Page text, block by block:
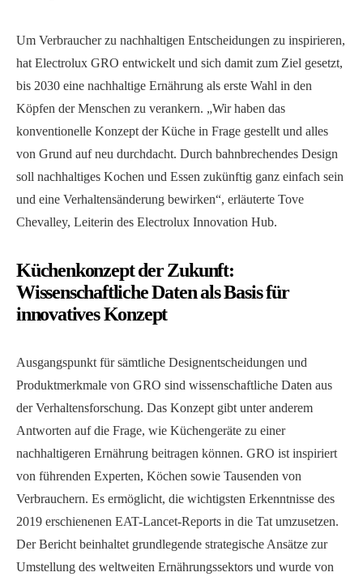
Um Verbraucher zu nachhaltigen Entscheidungen zu inspirieren,
hat Electrolux GRO entwickelt und sich damit zum Ziel gesetzt,
bis 2030 eine nachhaltige Ernährung als erste Wahl in den
Köpfen der Menschen zu verankern. „Wir haben das
konventionelle Konzept der Küche in Frage gestellt und alles
von Grund auf neu durchdacht. Durch bahnbrechendes Design
soll nachhaltiges Kochen und Essen zukünftig ganz einfach sein
und eine Verhaltensänderung bewirken“, erläuterte Tove
Chevalley, Leiterin des Electrolux Innovation Hub.
Küchenkonzept der Zukunft:
Wissenschaftliche Daten als Basis für
innovatives Konzept
Ausgangspunkt für sämtliche Designentscheidungen und
Produktmerkmale von GRO sind wissenschaftliche Daten aus
der Verhaltensforschung. Das Konzept gibt unter anderem
Antworten auf die Frage, wie Küchengeräte zu einer
nachhaltigeren Ernährung beitragen können. GRO ist inspiriert
von führenden Experten, Köchen sowie Tausenden von
Verbrauchern. Es ermöglicht, die wichtigsten Erkenntnisse des
2019 erschienenen EAT-Lancet-Reports in die Tat umzusetzen.
Der Bericht beinhaltet grundlegende strategische Ansätze zur
Umstellung des weltweiten Ernährungssektors und wurde von